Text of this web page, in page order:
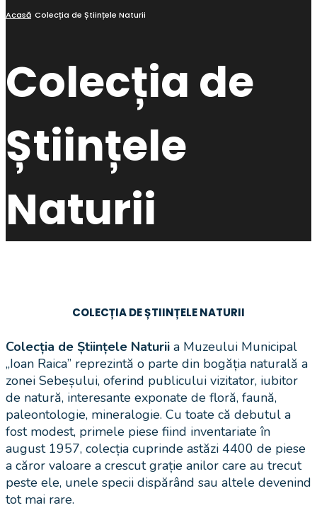
Acasă Colecția de Științele Naturii
Colecția de
Științele
Naturii
COLECȚIA DE ȘTIINȚELE NATURII
Colecția de Științele Naturii a Muzeului Municipal
„Ioan Raica” reprezintă o parte din bogăția naturală a
zonei Sebeșului, oferind publicului vizitator, iubitor
de natură, interesante exponate de floră, faună,
paleontologie, mineralogie. Cu toate că debutul a
fost modest, primele piese fiind inventariate în
august 1957, colecția cuprinde astăzi 4400 de piese
a căror valoare a crescut grație anilor care au trecut
peste ele, unele specii dispărând sau altele devenind
tot mai rare.